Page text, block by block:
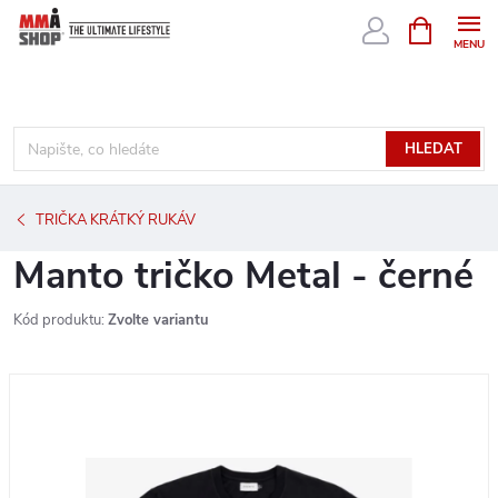
Přejít
HLEDAT
NÁKUPNÍ
KOŠÍK
TRIČKA KRÁTKÝ RUKÁV
Manto tričko Metal - černé
Kód produktu: Zvolte variantu